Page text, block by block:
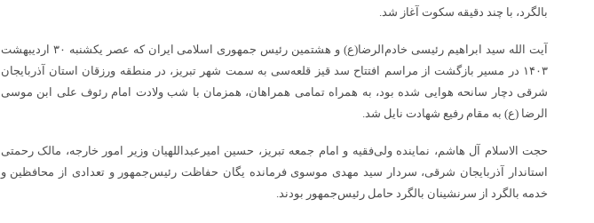
بالگرد، با چند دقیقه سکوت آغاز شد.
آیت الله سید ابراهیم رئیسی خادم‌الرضا(ع) و هشتمین رئیس جمهوری اسلامی ایران که عصر یکشنبه ۳۰ اردیبهشت
۱۴۰۳ در مسیر بازگشت از مراسم افتتاح سد قیز قلعه‌سی به سمت شهر تبریز، در منطقه ورزقان استان آذربایجان
شرقی دچار سانحه هوایی شده بود، به همراه تمامی همراهان، همزمان با شب ولادت امام رئوف علی ابن موسی
الرضا (ع) به مقام رفیع شهادت نایل شد.
حجت الاسلام آل هاشم، نماینده ولی‌فقیه و امام جمعه تبریز، حسین امیرعبداللهیان وزیر امور خارجه، مالک رحمتی
استاندار آذربایجان شرقی، سردار سید مهدی موسوی فرمانده یگان حفاظت رئیس‌جمهور و تعدادی از محافظین و
خدمه بالگرد از سرنشینان بالگرد حامل رئیس‌جمهور بودند.